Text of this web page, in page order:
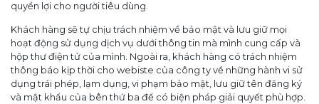
quyền lợi cho người tiêu dùng.
Khách hàng sẽ tự chịu trách nhiệm về bảo mật và lưu giữ mọi
hoạt động sử dụng dịch vụ dưới thông tin mà mình cung cấp và
hộp thư điện tử của mình. Ngoài ra, khách hàng có trách nhiệm
thông báo kịp thời cho webiste của công ty về những hành vi sử
dụng trái phép, lạm dụng, vi phạm bảo mật, lưu giữ tên đăng ký
và mật khẩu của bên thứ ba để có biện pháp giải quyết phù hợp.